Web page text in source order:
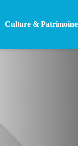
Culture & Patrimoine